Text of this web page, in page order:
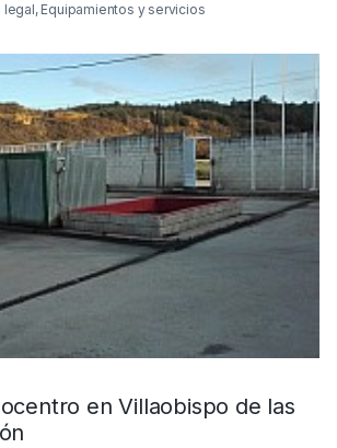
legal, Equipamientos y servicios
en Villaobispo de las